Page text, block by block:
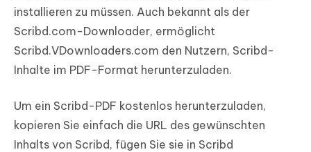
installieren zu müssen. Auch bekannt als der
Scribd.com-Downloader, ermöglicht
Scribd.VDownloaders.com den Nutzern, Scribd-
Inhalte im PDF-Format herunterzuladen.
Um ein Scribd-PDF kostenlos herunterzuladen,
kopieren Sie einfach die URL des gewünschten
Inhalts von Scribd, fügen Sie sie in Scribd